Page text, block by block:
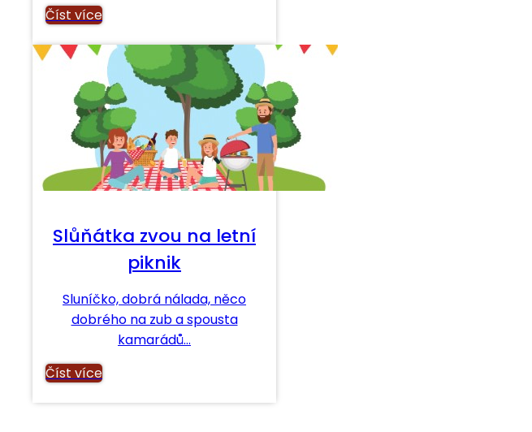
Číst více
Slůňátka zvou na letní
piknik
Sluníčko, dobrá nálada, něco
dobrého na zub a spousta
kamarádů…
Číst více